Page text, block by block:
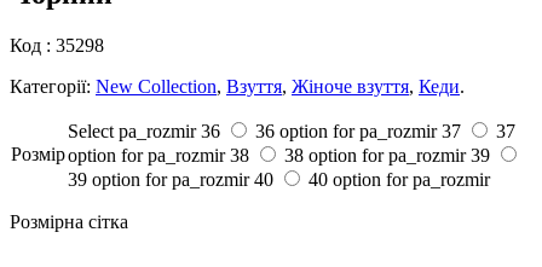
Код : 35298
Категорії: New Collection, Взуття, Жіноче взуття, Кеди.
Розмiр
Select pa_rozmir 36 36 option for pa_rozmir 37
37
option for pa_rozmir 38 38 option for pa_rozmir 39
39 option for pa_rozmir 40 40 option for pa_rozmir
Розмірна сітка